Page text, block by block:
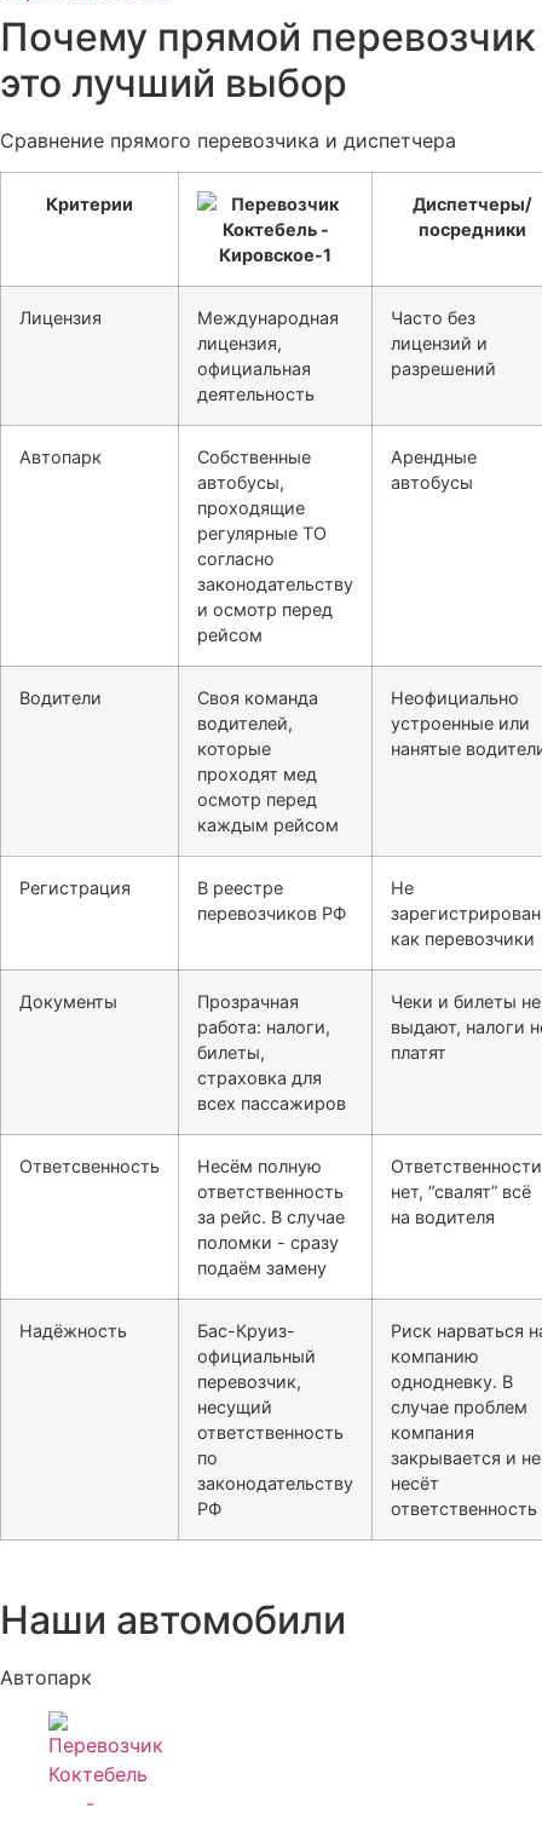
Почему прямой перевозчик
это лучший выбор
Сравнение прямого перевозчика и диспетчера
Критерии
Диспетчеры/
посредники
Лицензия
Международная
лицензия,
официальная
деятельность
Часто без
лицензий и
разрешений
Автопарк
Собственные
автобусы,
проходящие
регулярные ТО
согласно
законодательству
и осмотр перед
рейсом
Арендные
автобусы
Водители
Своя команда
водителей,
которые
проходят мед
осмотр перед
каждым рейсом
Неофициально
устроенные или
нанятые
Регистрация
В реестре
перевозчиков РФ
Не
как перевозчики
Документы
Прозрачная
работа: налоги,
билеты,
страховка для
всех пассажиров
Чеки и билеты не
выдают, налоги
платят
Ответсвенность
Несём полную
ответственность
за рейс. В случае
поломки - сразу
подаём замену
Ответственности
нет, “свалят” всё
на водителя
Надёжность
Бас-Круиз-
официальный
перевозчик,
несущий
ответственность
по
законодательству
РФ
Риск нарваться
компанию
однодневку. В
случае проблем
компания
закрывается и не
несёт
ответственность
Наши автомобили
Автопарк